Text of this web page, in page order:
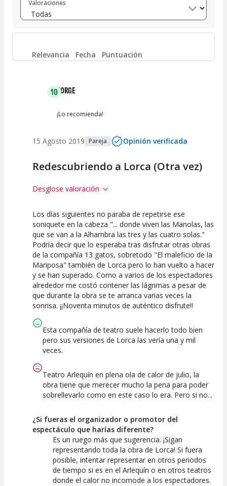
Entre 6 y 8 (39)
Entre 4 y 6 11
Valoraciones
Relevancia Fecha Puntuación
10JORGE
¡Lo recomienda!
15 Agosto 2019 Pareja Opinión verificada
Redescubriendo a Lorca (Otra vez)
Desglose valoración
10
Calidad del
Espectáculo
10
Puesta en
Escena
10
Interpretación
artística
Los días siguientes no paraba de repetirse ese
soniquete en la cabeza "... donde viven las Manolas, las
que se van a la Alhambra las tres y las cuatro solas."
Podría decir que lo esperaba tras disfrutar otras obras
de la compañía 13 gatos, sobretodo "El maleficio de la
Mariposa" también de Lorca pero lo han vuelto a hacer
y se han superado. Como a varios de los espectadores
alrededor me costó contener las lágrimas a pesar de
que durante la obra se te arranca varias veces la
sonrisa. ¡¡Noventa minutos de auténtico disfrute!!
Esta compañía de teatro suele hacerlo todo bien
pero sus versiones de Lorca las vería una y mil
veces.
Teatro Arlequín en plena ola de calor de julio, la
obra tiene que merecer mucho la pena para poder
sobrellevarlo como en este caso lo era. Pero si no...
¿Si fueras el organizador o promotor del
espectáculo que harías diferente?
Es un ruego más que sugerencia. ¡Sigan
representando toda la obra de Lorca! Si fuera
posible, intentar representar en otros periodos
de tiempo si es en el Arlequín o en otros teatros
donde el calor no incomode a los espectadores.